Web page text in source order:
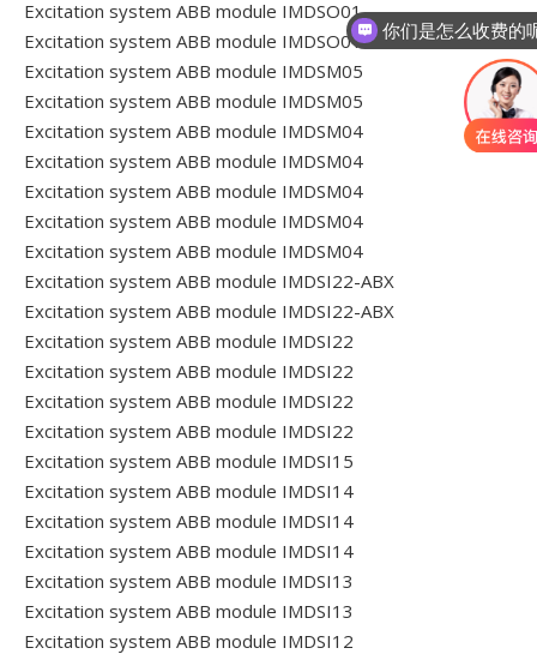
Excitation system ABB module IMDSO01
Excitation system ABB module IMDSO01
Excitation system ABB module IMDSM05
Excitation system ABB module IMDSM05
Excitation system ABB module IMDSM04
Excitation system ABB module IMDSM04
Excitation system ABB module IMDSM04
Excitation system ABB module IMDSM04
Excitation system ABB module IMDSM04
Excitation system ABB module IMDSI22-ABX
Excitation system ABB module IMDSI22-ABX
Excitation system ABB module IMDSI22
Excitation system ABB module IMDSI22
Excitation system ABB module IMDSI22
Excitation system ABB module IMDSI22
Excitation system ABB module IMDSI15
Excitation system ABB module IMDSI14
Excitation system ABB module IMDSI14
Excitation system ABB module IMDSI14
Excitation system ABB module IMDSI13
Excitation system ABB module IMDSI13
Excitation system ABB module IMDSI12
你们是怎么收费的